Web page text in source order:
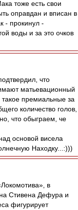
тоже есть свои
оправдан и вписан в
- прокинул -
воды и за это очков
что
матьевационный
такое премиальные за
количество голов,
что обыграем, че
основой висела
Находку...:)))
в
Стивена Дефура и
фигурирует